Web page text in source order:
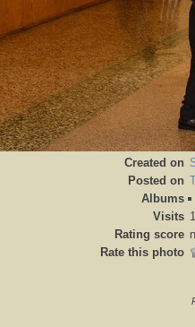
Created on
Posted on
Albums
Visits
Rating score
Rate this photo